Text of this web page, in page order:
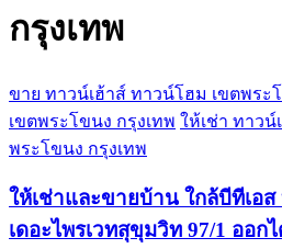
กรุงเทพ
ขาย ทาวน์เฮ้าส์ ทาวน์โฮม เขตพระ
เขตพระโขนง กรุงเทพ ให้เช่า ทาวน์
พระโขนง กรุงเทพ
ให้เช่าและขายบ้าน ใกล้บีทีเอส
เดอะไพรเวทสุขุมวิท 97/1 ออก